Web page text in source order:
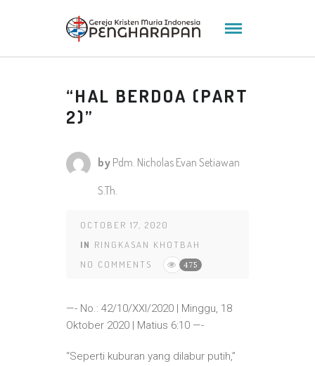
“HAL BERDOA (PART
2)”
by Pdm. Nicholas Evan Setiawan
S.Th.
OCTOBER 17, 2020
IN RINGKASAN KHOTBAH
NO COMMENTS
475
—- No.: 42/10/XXI/2020 | Minggu, 18
Oktober 2020 | Matius 6:10 —-
“Seperti kuburan yang dilabur putih,”